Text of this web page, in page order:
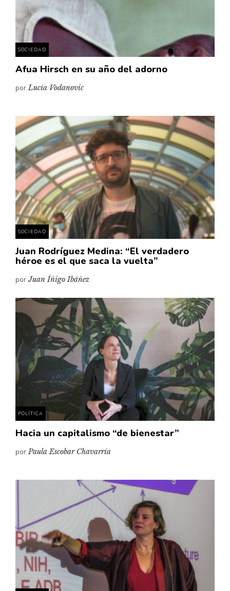
Pensamiento ilustrado
Personaje
Personajes secundarios
Política
Sociedad
Vidas paralelas
Voces y lecturas
SOCIEDAD
Afua Hirsch en su año del adorno
porLucía Vodanovic
SOCIEDAD
Juan Rodríguez Medina: “El verdadero
héroe es el que saca la vuelta”
porJuan Íñigo Ibáñez
POLÍTICA
Hacia un capitalismo “de bienestar”
porPaula Escobar Chavarría